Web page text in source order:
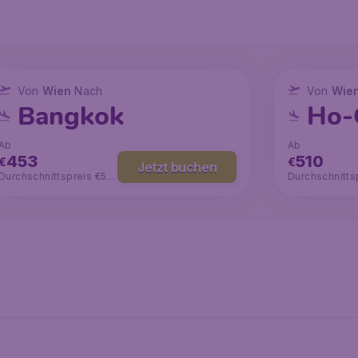
Von Wien Nach
Bangkok
Ab
€453
Durchschnittspreis €59
Jetzt buchen
Von
dt
Ab
€510